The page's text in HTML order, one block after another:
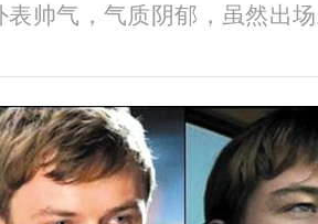
表帅气，气质阴郁，虽然出